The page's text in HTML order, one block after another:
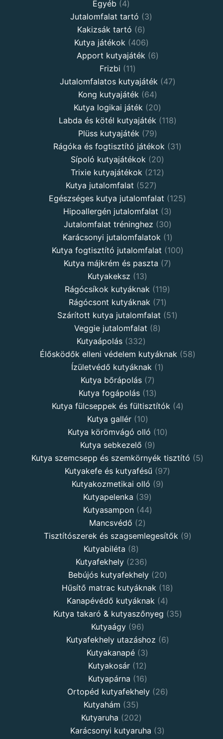
Egyéb
4
Jutalomfalat tartó
3
Kakizsák tartó
6
Kutya játékok
406
Apport kutyajáték
6
Frizbi
11
Jutalomfalatos kutyajáték
47
Kong kutyajáték
64
Kutya logikai játék
20
Labda és kötél kutyajáték
118
Plüss kutyajáték
79
Rágóka és fogtisztító játékok
31
Sípoló kutyajátékok
20
Trixie kutyajátékok
212
Kutya jutalomfalat
527
Egészséges kutya jutalomfalat
125
Hipoallergén jutalomfalat
3
Jutalomfalat tréninghez
30
Karácsonyi jutalomfalatok
1
Kutya fogtisztító jutalomfalat
100
Kutya májkrém és paszta
7
Kutyakeksz
13
Rágócsíkok kutyáknak
119
Rágócsont kutyáknak
71
Szárított kutya jutalomfalat
51
Veggie jutalomfalat
8
Kutyaápolás 332
Élősködők elleni védelem kutyáknak
58
Ízületvédő kutyáknak
1
Kutya bőrápolás
7
Kutya fogápolás
13
Kutya fülcseppek és fültisztítók
4
Kutya gallér
10
Kutya körömvágó olló
10
Kutya sebkezelő
9
Kutya szemcsepp és szemkörnyék tisztító
5
Kutyakefe és kutyafésű
97
Kutyakozmetikai olló
9
Kutyapelenka
39
Kutyasampon
44
Mancsvédő
2
Tisztítószerek és szagsemlegesítők
9
Kutyabiléta
8
Kutyafekhely
236
Bebújós kutyafekhely
20
Hűsítő matrac kutyáknak
18
Kanapévédő kutyáknak
4
Kutya takaró & kutyaszőnyeg
35
Kutyaágy
96
Kutyafekhely utazáshoz
6
Kutyakanapé 3
Kutyakosár 12
Kutyapárna
16
Ortopéd kutyafekhely
26
Kutyahám
35
Kutyaruha
202
Karácsonyi kutyaruha
3